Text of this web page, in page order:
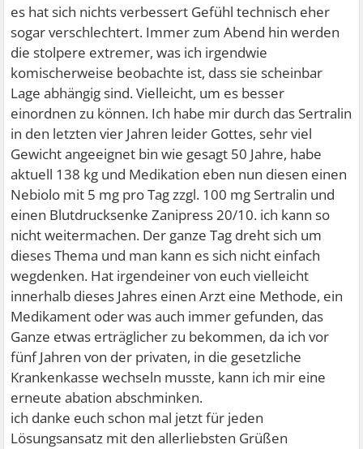
es hat sich nichts verbessert Gefühl technisch eher
sogar verschlechtert. Immer zum Abend hin werden
die stolpere extremer, was ich irgendwie
komischerweise beobachte ist, dass sie scheinbar
Lage abhängig sind. Vielleicht, um es besser
einordnen zu können. Ich habe mir durch das Sertralin
in den letzten vier Jahren leider Gottes, sehr viel
Gewicht angeeignet bin wie gesagt 50 Jahre, habe
aktuell 138 kg und Medikation eben nun diesen einen
Nebiolo mit 5 mg pro Tag zzgl. 100 mg Sertralin und
einen Blutdrucksenke Zanipress 20/10. ich kann so
nicht weitermachen. Der ganze Tag dreht sich um
dieses Thema und man kann es sich nicht einfach
wegdenken. Hat irgendeiner von euch vielleicht
innerhalb dieses Jahres einen Arzt eine Methode, ein
Medikament oder was auch immer gefunden, das
Ganze etwas erträglicher zu bekommen, da ich vor
fünf Jahren von der privaten, in die gesetzliche
Krankenkasse wechseln musste, kann ich mir eine
erneute abation abschminken.
ich danke euch schon mal jetzt für jeden
Lösungsansatz mit den allerliebsten Grüßen